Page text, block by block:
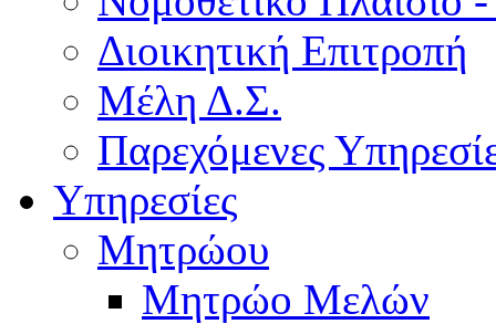
Διοικητική Επιτροπή
Μέλη Δ.Σ.
Παρεχόμενες
Υπηρεσίες
Μητρώου
Μητρώο Μελών